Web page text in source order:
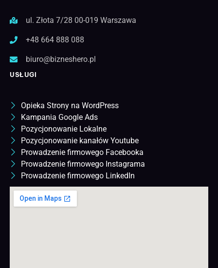
ul. Złota 7/28 00-019 Warszawa
+48 664 888 088
biuro@bizneshero.pl
USŁUGI
Opieka Strony na WordPress
Kampania Google Ads
Pozycjonowanie Lokalne
Pozycjonowanie kanałów Youtube
Prowadzenie firmowego Facebooka
Prowadzenie firmowego Instagrama
Prowadzenie firmowego LinkedIn